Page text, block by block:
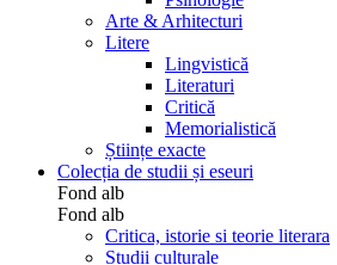
Arte & Arhitecturi
Litere
Lingvistică
Literaturi
Critică
Memorialistică
Științe exacte
Colecția de studii și eseuri
Fond alb
Fond alb
Critica, istorie si teorie literara
Studii culturale